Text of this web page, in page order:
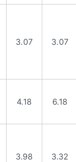
3.07 3.07
4.18 6.18
3.98 3.32